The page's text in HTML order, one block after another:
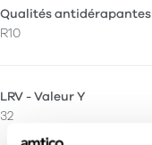
Qualités antidérapantes
R10
LRV - Valeur Y
32